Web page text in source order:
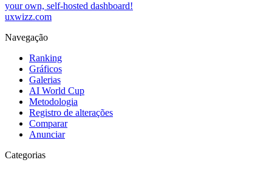
your own, self-hosted dashboard!
uxwizz.com
Navegação
Ranking
Gráficos
Galerias
AI World Cup
Metodologia
Registro de alterações
Comparar
Anunciar
Categorias